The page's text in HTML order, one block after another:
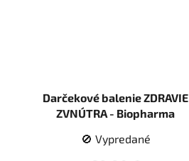
Darčekové balenie ZDRAVIE
ZVNÚTRA - Biopharma
🚫 Vypredané